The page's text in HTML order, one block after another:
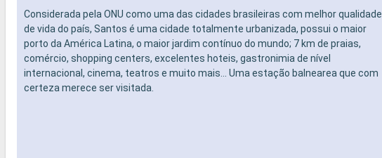
Considerada pela ONU como uma das cidades brasileiras com melhor qualidade
de vida do país, Santos é uma cidade totalmente urbanizada, possui o maior
porto da América Latina, o maior jardim contínuo do mundo; 7 km de praias,
comércio, shopping centers, excelentes hoteis, gastronimia de nível
internacional, cinema, teatros e muito mais... Uma estação balnearea que com
certeza merece ser visitada.